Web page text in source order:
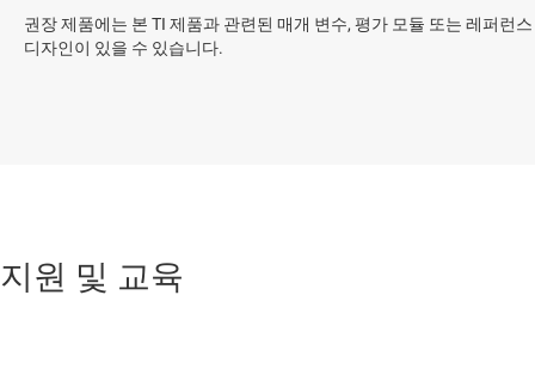
권장 제품에는 본 TI 제품과 관련된 매개 변수, 평가 모듈 또는 레퍼런스
디자인이 있을 수 있습니다.
지원 및 교육